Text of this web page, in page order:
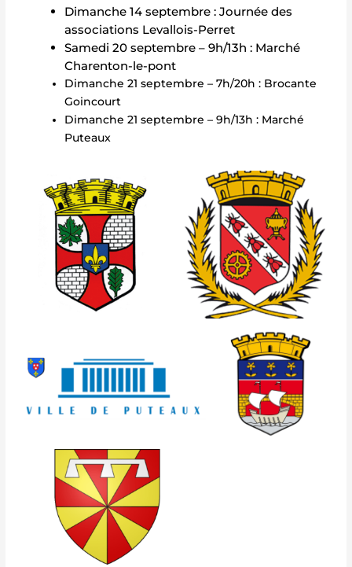
Dimanche 14 septembre : Journée des
associations Levallois-Perret
Samedi 20 septembre – 9h/13h : Marché
Charenton-le-pont
Dimanche 21 septembre – 7h/20h : Brocante
Goincourt
Dimanche 21 septembre – 9h/13h : Marché
Puteaux